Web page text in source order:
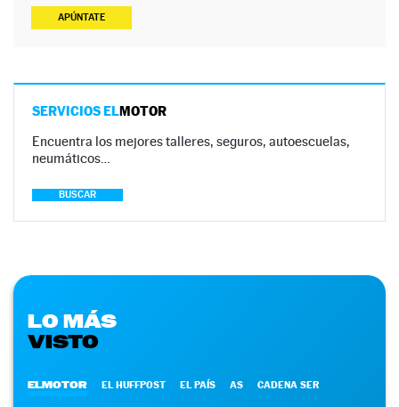
APÚNTATE
SERVICIOS ELMOTOR
Encuentra los mejores talleres, seguros, autoescuelas,
neumáticos…
BUSCAR
LO MÁS
VISTO
ELMOTOR EL HUFFPOST EL PAÍS AS CADENA SER